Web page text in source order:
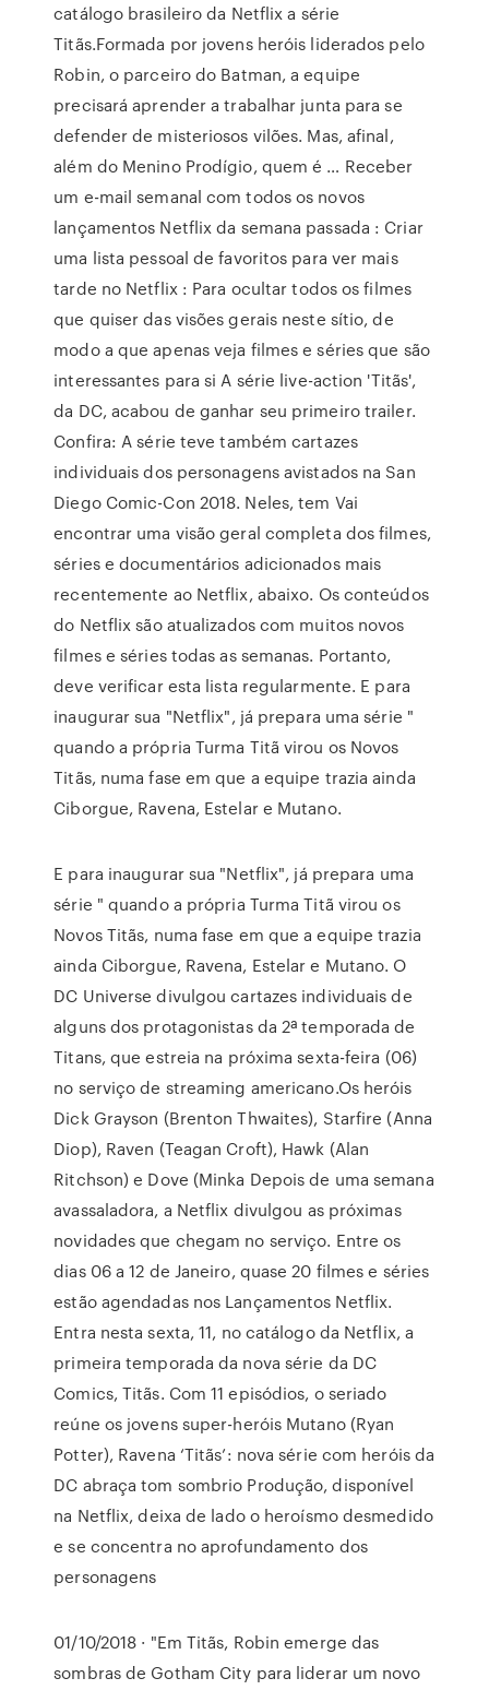
catálogo brasileiro da Netflix a série
Titãs.Formada por jovens heróis liderados pelo
Robin, o parceiro do Batman, a equipe
precisará aprender a trabalhar junta para se
defender de misteriosos vilões. Mas, afinal,
além do Menino Prodígio, quem é … Receber
um e-mail semanal com todos os novos
lançamentos Netflix da semana passada : Criar
uma lista pessoal de favoritos para ver mais
tarde no Netflix : Para ocultar todos os filmes
que quiser das visões gerais neste sítio, de
modo a que apenas veja filmes e séries que são
interessantes para si A série live-action 'Titãs',
da DC, acabou de ganhar seu primeiro trailer.
Confira: A série teve também cartazes
individuais dos personagens avistados na San
Diego Comic-Con 2018. Neles, tem Vai
encontrar uma visão geral completa dos filmes,
séries e documentários adicionados mais
recentemente ao Netflix, abaixo. Os conteúdos
do Netflix são atualizados com muitos novos
filmes e séries todas as semanas. Portanto,
deve verificar esta lista regularmente. E para
inaugurar sua "Netflix", já prepara uma série "
quando a própria Turma Titã virou os Novos
Titãs, numa fase em que a equipe trazia ainda
Ciborgue, Ravena, Estelar e Mutano.
E para inaugurar sua "Netflix", já prepara uma
série " quando a própria Turma Titã virou os
Novos Titãs, numa fase em que a equipe trazia
ainda Ciborgue, Ravena, Estelar e Mutano. O
DC Universe divulgou cartazes individuais de
alguns dos protagonistas da 2ª temporada de
Titans, que estreia na próxima sexta-feira (06)
no serviço de streaming americano.Os heróis
Dick Grayson (Brenton Thwaites), Starfire (Anna
Diop), Raven (Teagan Croft), Hawk (Alan
Ritchson) e Dove (Minka Depois de uma semana
avassaladora, a Netflix divulgou as próximas
novidades que chegam no serviço. Entre os
dias 06 a 12 de Janeiro, quase 20 filmes e séries
estão agendadas nos Lançamentos Netflix.
Entra nesta sexta, 11, no catálogo da Netflix, a
primeira temporada da nova série da DC
Comics, Titãs. Com 11 episódios, o seriado
reúne os jovens super-heróis Mutano (Ryan
Potter), Ravena ‘Titãs’: nova série com heróis da
DC abraça tom sombrio Produção, disponível
na Netflix, deixa de lado o heroísmo desmedido
e se concentra no aprofundamento dos
personagens
01/10/2018 · "Em Titãs, Robin emerge das
sombras de Gotham City para liderar um novo